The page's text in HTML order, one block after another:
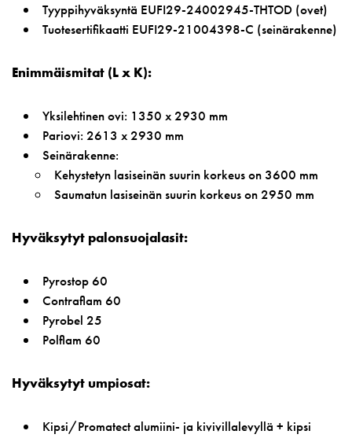
Tyyppihyväksyntä EUFI29-24002945-THTOD (ovet)
Tuotesertifikaatti EUFI29-21004398-C (seinärakenne)
Enimmäismitat (L x K):
Yksilehtinen ovi: 1350 x 2930 mm
Pariovi: 2613 x 2930 mm
Seinärakenne:
Kehystetyn lasiseinän suurin korkeus on 3600 mm
Saumatun lasiseinän suurin korkeus on 2950 mm
Hyväksytyt palonsuojalasit:
Pyrostop 60
Contraflam 60
Pyrobel 25
Polflam 60
Hyväksytyt umpiosat:
Kipsi/Promatect alumiini- ja kivivillalevyllä + kipsi